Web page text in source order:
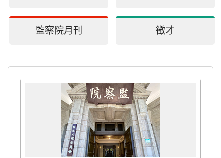
監察院月刊 徵才